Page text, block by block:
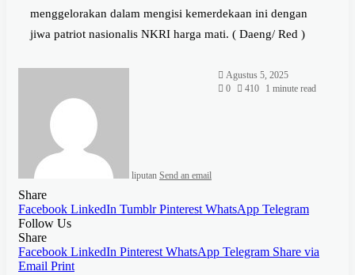
menggelorakan dalam mengisi kemerdekaan ini dengan
jiwa patriot nasionalis NKRI harga mati. ( Daeng/ Red )
liputan Send an email
Agustus 5, 2025
0
410 1 minute read
Share
Facebook LinkedIn Tumblr Pinterest WhatsApp Telegram
Follow Us
Share
Facebook LinkedIn Pinterest WhatsApp Telegram Share via
Email Print